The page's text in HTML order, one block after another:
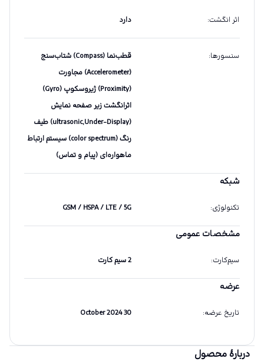
اثر انگشت: دارد
سنسورها:
قطب‌نما (Compass) شتاب‌سنج
(Accelerometer) مجاورت
(Proximity) ژیروسکوپ (Gyro)
اثرانگشت زیر صفحه نمایش
(ultrasonic,Under-Display) طیف
رنگ (color spectrum) سیستم ارتباط
ماهواره‌ای (پیام و تماس)
شبکه
تکنولوژی:
GSM / HSPA / LTE / 5G
مشخصات عمومی
سیم‌کارت: 2 سیم کارت
عرضه
تاریخ عرضه:
30 October 2024
دربارهٔ محصول